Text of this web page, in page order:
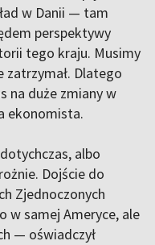
w Danii — tam
perspektywy
tego kraju. Musimy
zatrzymał. Dlatego
na duże zmiany w
ekonomista.
albo
Dojście do
Zjednoczonych
w samej Ameryce, ale
— oświadczył